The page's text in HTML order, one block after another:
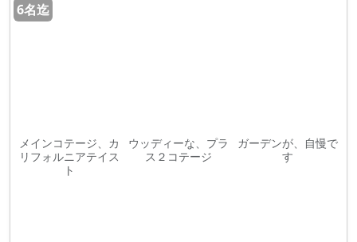
6名迄
メインコテージ、カ
リフォルニアテイス
ト
ウッディーな、プラ
ス２コテージ
ガーデンが、自慢で
す